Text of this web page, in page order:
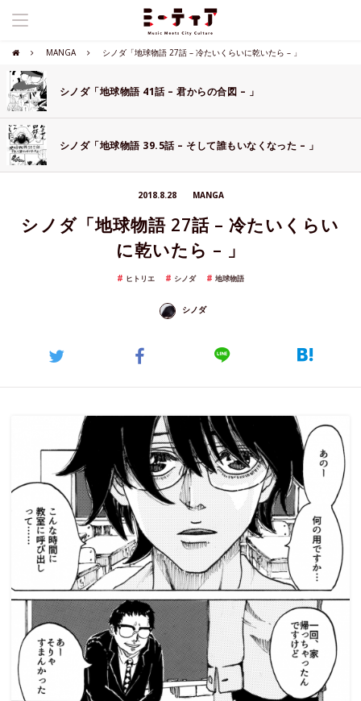
MANGA シノダ「地球物語 27話 – 冷たいくらいに乾いたら – 」
シノダ「地球物語 41話 – 君からの合図 – 」
シノダ「地球物語 39.5話 – そして誰もいなくなった – 」
2018.8.28 MANGA
シノダ「地球物語 27話 – 冷たいくらい
に乾いたら – 」
ヒトリエ シノダ 地球物語
シノダ